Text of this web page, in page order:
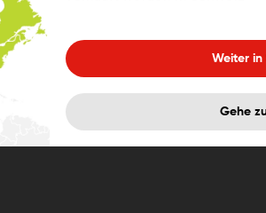
Weiter in
Gehe